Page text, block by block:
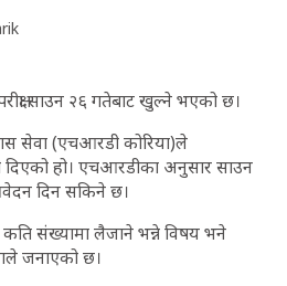
साउन २६ गतेबाट खुल्ने भएको छ।
सेवा (एचआरडी कोरिया)ले
दिएको हो। एचआरडीका अनुसार साउन
दिन सकिने छ।
र कति संख्यामा लैजाने भन्ने विषय भने
जनाएको छ।